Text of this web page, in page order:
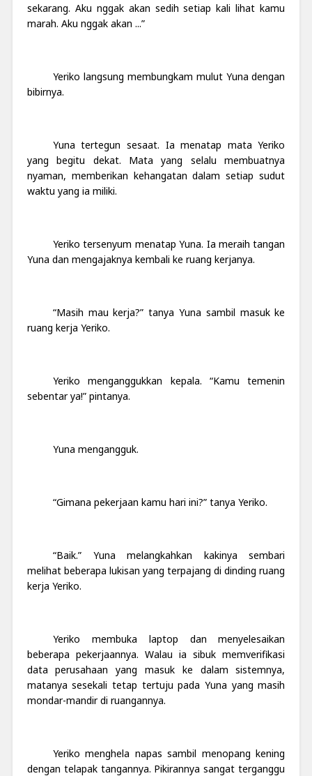
sekarang. Aku nggak akan sedih setiap kali lihat kamu
marah. Aku nggak akan ...”
Yeriko langsung membungkam mulut Yuna dengan
bibirnya.
Yuna tertegun sesaat. Ia menatap mata Yeriko
yang begitu dekat. Mata yang selalu membuatnya
nyaman, memberikan kehangatan dalam setiap sudut
waktu yang ia miliki.
Yeriko tersenyum menatap Yuna. Ia meraih tangan
Yuna dan mengajaknya kembali ke ruang kerjanya.
“Masih mau kerja?” tanya Yuna sambil masuk ke
ruang kerja Yeriko.
Yeriko menganggukkan kepala. “Kamu temenin
sebentar ya!” pintanya.
Yuna mengangguk.
“Gimana pekerjaan kamu hari ini?” tanya Yeriko.
“Baik.” Yuna melangkahkan kakinya sembari
melihat beberapa lukisan yang terpajang di dinding ruang
kerja Yeriko.
Yeriko membuka laptop dan menyelesaikan
beberapa pekerjaannya. Walau ia sibuk memverifikasi
data perusahaan yang masuk ke dalam sistemnya,
matanya sesekali tetap tertuju pada Yuna yang masih
mondar-mandir di ruangannya.
Yeriko menghela napas sambil menopang kening
dengan telapak tangannya. Pikirannya sangat terganggu